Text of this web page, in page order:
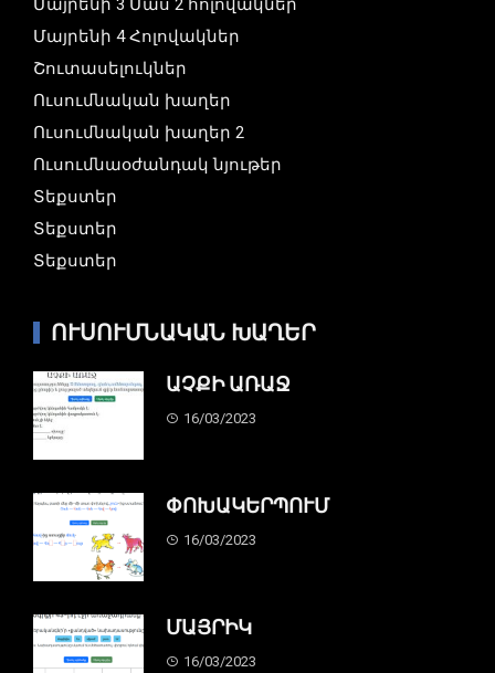
Մայրենի 4 Հոլովակներ
Շուտասելուկներ
Ուսումնական խաղեր
Ուսումնական խաղեր 2
Ուսումնաօժանդակ նյութեր
Տեքստեր
Տեքստեր
Տեքստեր
ՈՒՍՈՒՄՆԱԿԱՆ ԽԱՂԵՐ
ԱՉՔԻ ԱՌԱՋ
16/03/2023
ՓՈԽԱԿԵՐՊՈՒՄ
16/03/2023
ՄԱՅՐԻԿ
16/03/2023